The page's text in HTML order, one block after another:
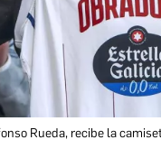
Rueda, recibe la